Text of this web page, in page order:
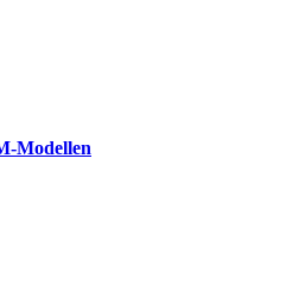
Modellen